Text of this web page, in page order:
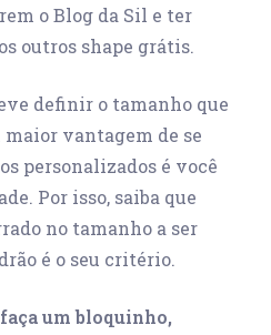
o Blog da Sil e ter
outros shape grátis.
definir o tamanho que
vantagem de se
personalizados é você
Por isso, saiba que
no tamanho a ser
é o seu critério.
um bloquinho,